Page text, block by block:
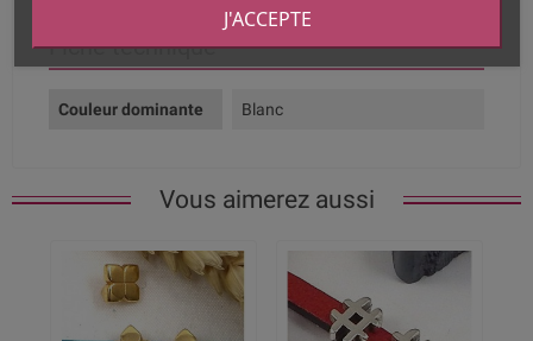
Fiche technique
Couleur dominante Blanc
Vous aimerez aussi
J'ACCEPTE